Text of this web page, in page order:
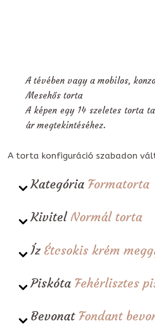
A tévében vagy a mobilos,
Mesehős torta
A képen egy 14 szeletes torta
ár megtekintéséhez.
A torta konfiguráció szabadon
Kategória Formatorta
Kivitel Normál torta
Íz Étcsokis krém
Piskóta Fehérlisztes
Bevonat Fondant